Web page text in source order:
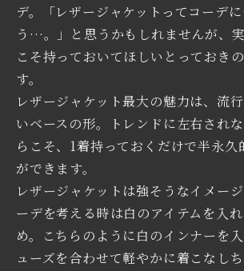
デ。「レザージャケットってコーデ
う…。」と思うかもしれませんが、
こそ持っておいてほしいとっておき
す。
レザージャケット最大の魅力は、流
いベースの形。トレンドに左右され
らこそ、1着持っておくだけで半永久
ができます。
レザージャケットは強そうなイメー
ーデを考える時は白のアイテムを入
め。こちらのように白のインナーを
ューズを合わせて軽やかに着こなしち